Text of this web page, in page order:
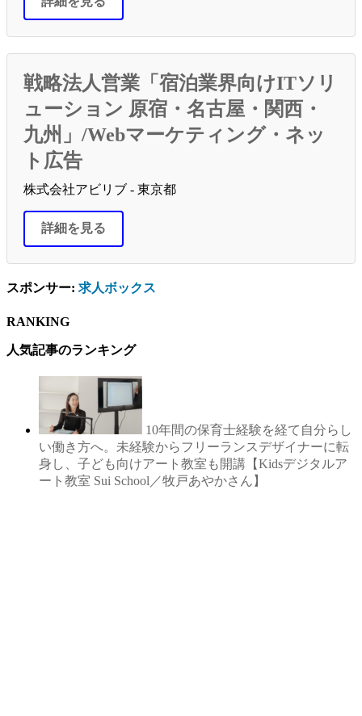
戦略法人営業「宿泊業界向けITソリ
ューション 原宿・名古屋・関西・
九州」/Webマーケティング・ネッ
ト広告
株式会社アビリブ - 東京都
詳細を見る
スポンサー: 求人ボックス
RANKING
人気記事のランキング
10年間の保育士経験を経て自分らし
い働き方へ。未経験からフリーランスデザイナーに転
身し、子ども向けアート教室も開講【Kidsデジタルア
ート教室 Sui School／牧戸あやかさん】